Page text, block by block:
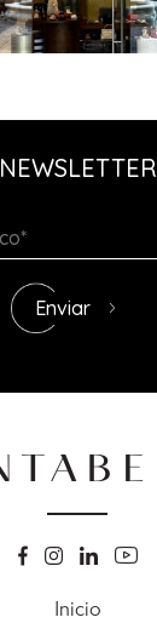
NEWSLETTER
Inicio